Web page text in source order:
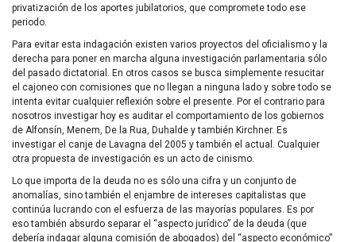
privatización de los aportes jubilatorios, que compromete todo ese
periodo.
Para evitar esta indagación existen varios proyectos del oficialismo y la
derecha para poner en marcha alguna investigación parlamentaria sólo
del pasado dictatorial. En otros casos se busca simplemente resucitar
el cajoneo con comisiones que no llegan a ninguna lado y sobre todo se
intenta evitar cualquier reflexión sobre el presente. Por el contrario para
nosotros investigar hoy es auditar el comportamiento de los gobiernos
de Alfonsín, Menem, De la Rua, Duhalde y también Kirchner. Es
investigar el canje de Lavagna del 2005 y también el actual. Cualquier
otra propuesta de investigación es un acto de cinismo.
Lo que importa de la deuda no es sólo una cifra y un conjunto de
anomalías, sino también el enjambre de intereses capitalistas que
continúa lucrando con el esfuerza de las mayorías populares. Es por
eso también absurdo separar el “aspecto jurídico” de la deuda (que
debería indagar alguna comisión de abogados) del “aspecto económico”